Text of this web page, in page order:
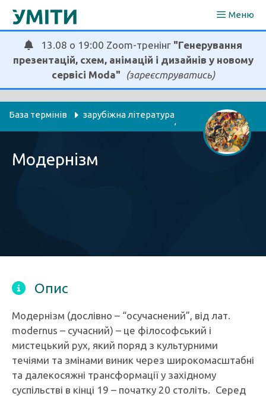
Перейти
Меню
13.08 о 19:00 Zoom-тренінг "Генерування
презентацій, схем, анімацій і дизайнів у новому
сервісі Moda"
(зареєструватись)
База термінів зарубіжна література
,
Модернізм
Опис
Модернізм (дослівно – “осучаснений”, від лат.
modernus – сучасний) – це філософський і
мистецький рух, який поряд з культурними
течіями та змінами виник через широкомасштабні
та далекосяжні трансформації у західному
суспільстві в кінці 19 – початку 20 століть. Серед